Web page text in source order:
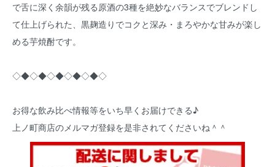
で舌に深く余韻が残る原酒の3種を絶妙なバランスでブレンドし
て仕上げられた、黒麹造りでコクと深み・まろやかな甘みが楽し
める芋焼酎です。
◇◆◇◆◇◆◇◆◇◆◇
お得な飲み比べ情報等をいち早くお届けできる♪
上ノ町商店のメルマガ登録を是非されてくださいね＾＾